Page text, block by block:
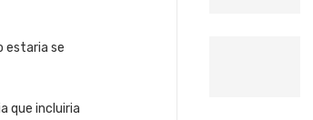
estaria se
que incluiria